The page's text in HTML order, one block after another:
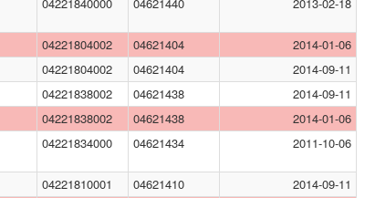
04221804002 04621404
2014-01-06
04221804002 04621404
2014-09-11
04221838002 04621438
2014-09-11
04221838002 04621438
2014-01-06
04221834000 04621434 2011-10-06
04221810001 04621410
2014-09-11